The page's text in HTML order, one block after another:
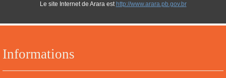
Informations
Le site Internet de Arara est http://www.arara.pb.gov.br